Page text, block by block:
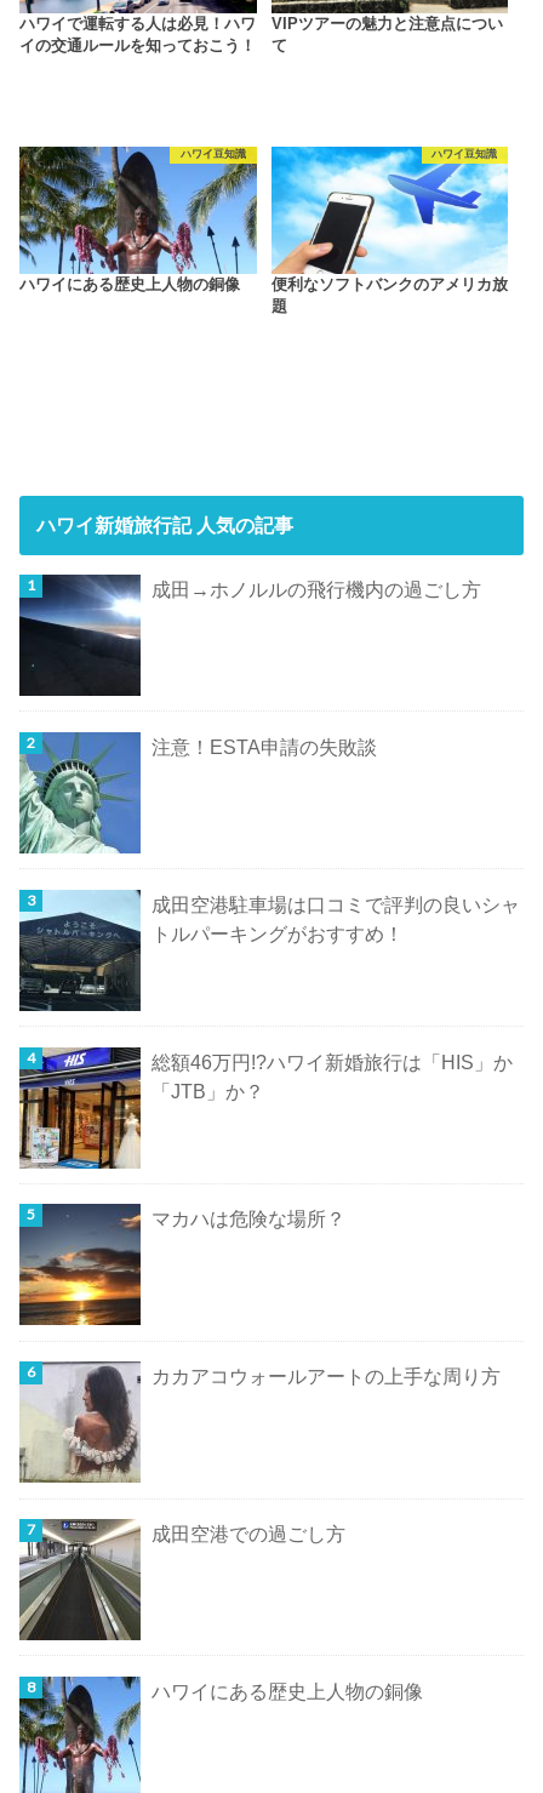
ハワイで運転する人は必見！ハワ
イの交通ルールを知っておこう！
VIPツアーの魅力と注意点につい
て
ハワイ豆知識
ハワイにある歴史上人物の銅像
ハワイ豆知識
便利なソフトバンクのアメリカ放
題
ハワイ新婚旅行記 人気の記事
成田→ホノルルの飛行機内の過ごし方
注意！ESTA申請の失敗談
成田空港駐車場は口コミで評判の良いシャ
トルパーキングがおすすめ！
総額46万円!?ハワイ新婚旅行は「HIS」か
「JTB」か？
マカハは危険な場所？
カカアコウォールアートの上手な周り方
成田空港での過ごし方
ハワイにある歴史上人物の銅像